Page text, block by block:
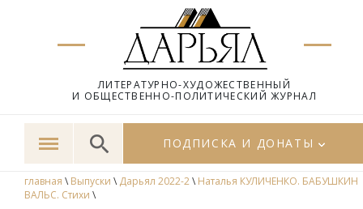
ЛИТЕРАТУРНО-ХУДОЖЕСТВЕННЫЙ
И ОБЩЕСТВЕННО-ПОЛИТИЧЕСКИЙ ЖУРНАЛ
ПОДПИСКА И ДОНАТЫ
главная \ Выпуски \ Дарьял 2022-2\ Наталья КУЛИЧЕНКО. БАБУШКИН
ВАЛЬС. Стихи \